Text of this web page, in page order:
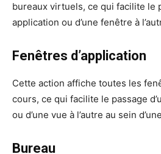
bureaux virtuels, ce qui facilite le
application ou d’une fenêtre à
Fenêtres d’application
Cette action affiche toutes les
cours, ce qui facilite le passage
ou d’une vue à l’autre au sein
Bureau